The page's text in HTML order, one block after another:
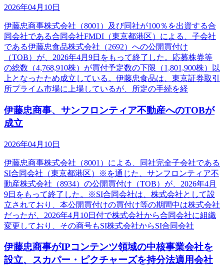
2026年04月10日
伊藤忠商事株式会社（8001）及び同社が100％を出資する合
同会社である合同会社FMDI（東京都港区）による、子会社
である伊藤忠食品株式会社（2692）への公開買付け
（TOB）が、2026年4月9日をもって終了した。応募株券等
の総数（4,768,910株）が買付予定数の下限（1,801,900株）以
上となったため成立している。伊藤忠食品は、東京証券取引
所プライム市場に上場しているが、所定の手続を経
伊藤忠商事、サンフロンティア不動産へのTOBが
成立
2026年04月10日
伊藤忠商事株式会社（8001）による、同社完全子会社である
SI合同会社（東京都港区）※を通じた、サンフロンティア不
動産株式会社（8934）の公開買付け（TOB）が、2026年4月
9日をもって終了した。※SI合同会社は、株式会社として設
立されており、本公開買付けの買付け等の期間中は株式会社
だったが、2026年4月10日付で株式会社から合同会社に組織
変更しており、その商号もSI株式会社からSI合同会社
伊藤忠商事がIPコンテンツ領域の中核事業会社を
設立、スカパー・ピクチャーズを持分法適用会社